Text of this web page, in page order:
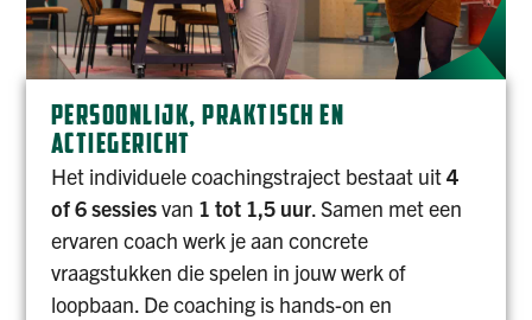
PERSOONLIJK, PRAKTISCH EN
ACTIEGERICHT
Het individuele coachingstraject bestaat uit4
of 6 sessiesvan 1 tot 1,5 uur. Samen met een
ervaren coach werk je aan concrete
vraagstukken die spelen in jouw werk of
loopbaan. De coaching is hands-on en